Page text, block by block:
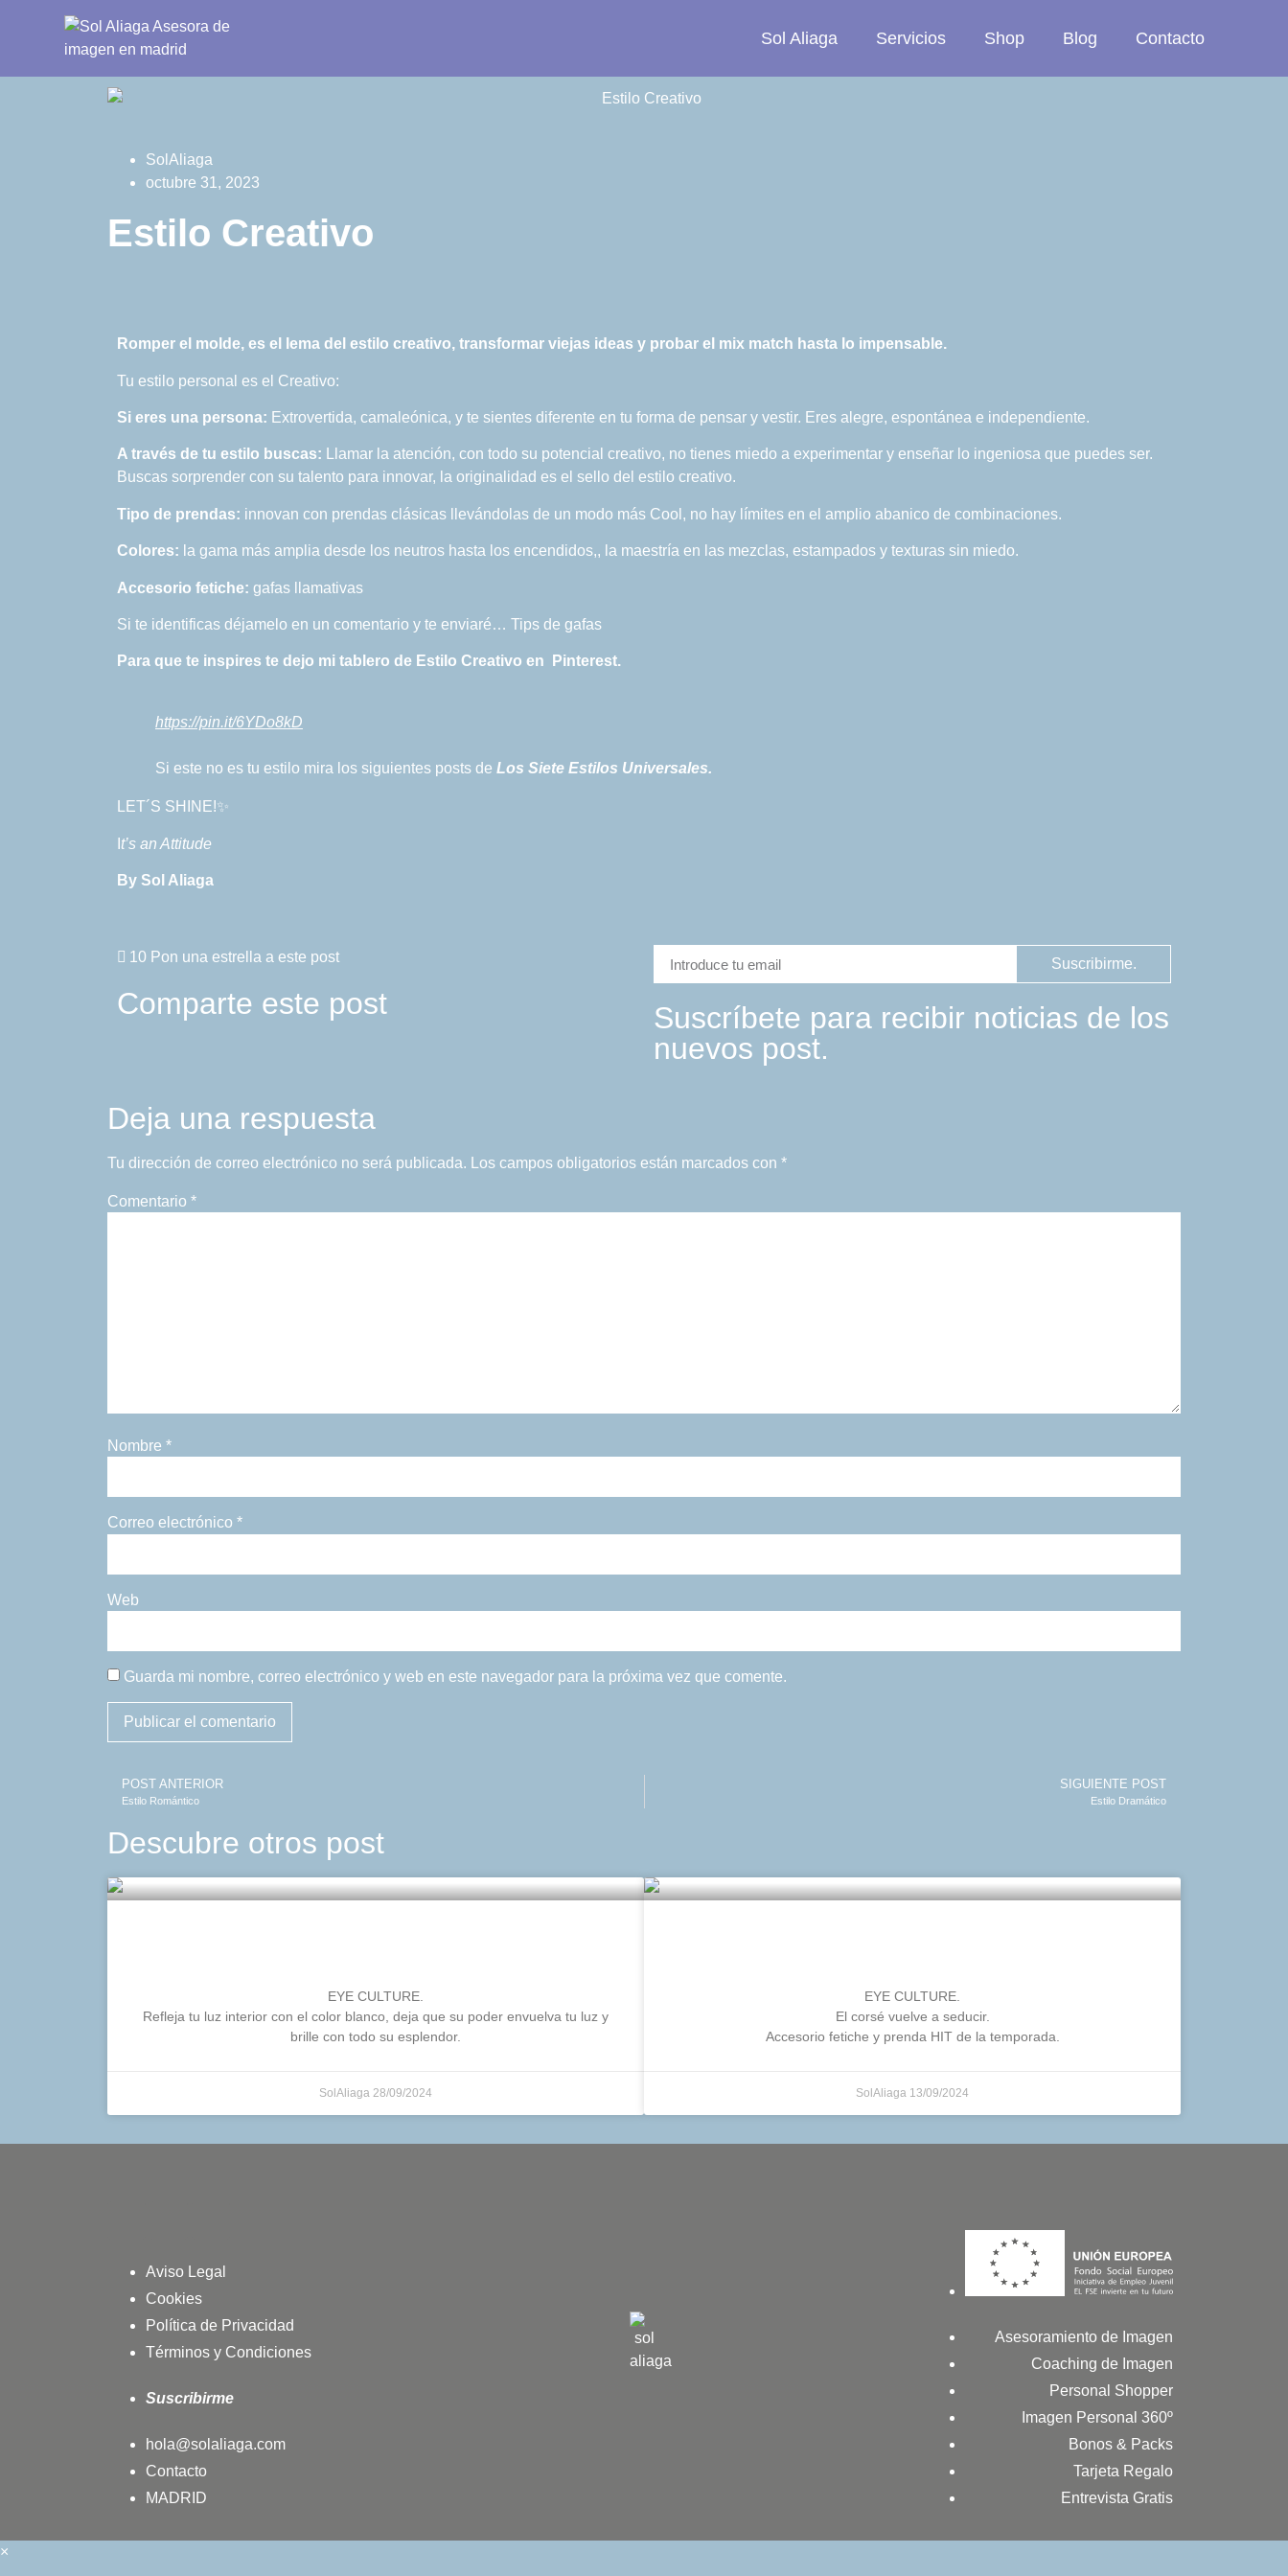
Sol Aliaga Servicios Shop Blog Contacto
SolAliaga
octubre 31, 2023
Estilo Creativo
Romper el molde, es el lema del estilo creativo, transformar viejas ideas y probar el mix match hasta lo impensable.
Tu estilo personal es el Creativo:
Si eres una persona: Extrovertida, camaleónica, y te sientes diferente en tu forma de pensar y vestir. Eres alegre, espontánea e independiente.
A través de tu estilo buscas: Llamar la atención, con todo su potencial creativo, no tienes miedo a experimentar y enseñar lo ingeniosa que puedes ser.
Buscas sorprender con su talento para innovar, la originalidad es el sello del estilo creativo.
Tipo de prendas: innovan con prendas clásicas llevándolas de un modo más Cool, no hay límites en el amplio abanico de combinaciones.
Colores: la gama más amplia desde los neutros hasta los encendidos,, la maestría en las mezclas, estampados y texturas sin miedo.
Accesorio fetiche: gafas llamativas
Si te identificas déjamelo en un comentario y te enviaré… Tips de gafas
Para que te inspires te dejo mi tablero de Estilo Creativo en Pinterest.
https://pin.it/6YDo8kD
Si este no es tu estilo mira los siguientes posts de Los Siete Estilos Universales.
LET´S SHINE!✨
t’s an Attitude
By Sol Aliaga
10 Pon una estrella a este post
Comparte este post
Suscribirme.
Suscríbete para recibir noticias de los
nuevos post.
Deja una respuesta
Tu dirección de correo electrónico no será publicada. Los campos obligatorios están marcados con *
Comentario *
Nombre *
Correo electrónico *
Web
Guarda mi nombre, correo electrónico y web en este navegador para la próxima vez que comente.
POST ANTERIOR
Estilo Romántico
SIGUIENTE POST
Estilo Dramático
Descubre otros post
EYE CULTURE.
Refleja tu luz interior con el color blanco, deja que su poder envuelva tu luz y
brille con todo su esplendor.
SolAliaga 28/09/2024
EYE CULTURE.
El corsé vuelve a seducir.
Accesorio fetiche y prenda HIT de la temporada.
SolAliaga 13/09/2024
Aviso Legal
Cookies
Política de Privacidad
Términos y Condiciones
Suscribirme
hola@solaliaga.com
Contacto
MADRID
Asesoramiento de Imagen
Coaching de Imagen
Personal Shopper
Imagen Personal 360º
Bonos & Packs
Tarjeta Regalo
Entrevista Gratis
×